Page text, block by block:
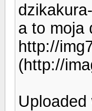
a to moja
http://
(http://